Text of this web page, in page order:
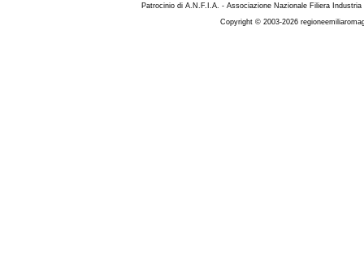
Patrocinio di A.N.F.I.A. - Associazione Nazionale Filiera
Copyright © 2003-2026